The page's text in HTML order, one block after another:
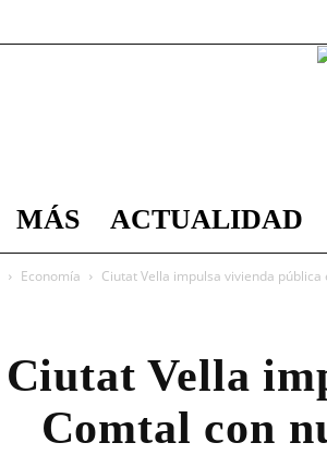
MÁS ACTUALIDAD
Economía Ciutat Vella impulsa vivienda
Ciutat Vella
Comtal con